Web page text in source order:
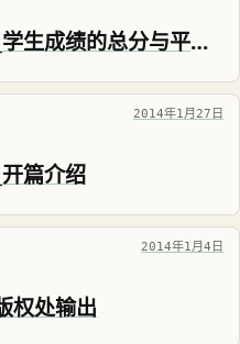
C语言程序设计_项目一_学生成绩的总分与平均分的计算_任务一：学生成绩的输入/输出
2014年1月27日
篇介绍
2014年1月4日
权处输出